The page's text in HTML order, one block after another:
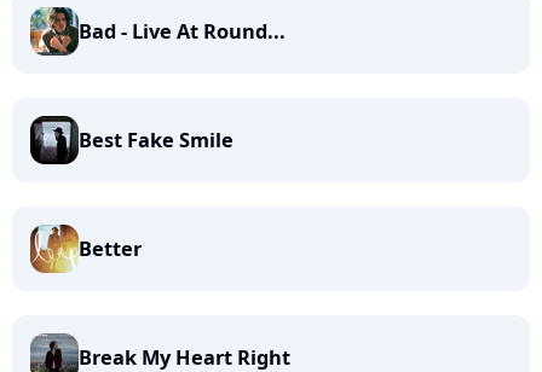
Bad - Live At Round...
Best Fake Smile
Better
Break My Heart Right